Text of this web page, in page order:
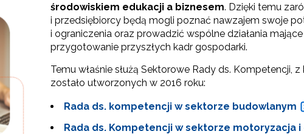
zawodowe"
zawodowego"
środowiskiem edukacji a biznesem. Dzięki temu
i przedsiębiorcy będą mogli poznać nawzajem swoje
i ograniczenia oraz prowadzić wspólne działania
przygotowanie przyszłych kadr gospodarki.
Temu właśnie służą Sektorowe Rady ds. Kompetencji,
zostało utworzonych w 2016 roku:
Rada ds. kompetencji w sektorze budowlanym
Rada ds. Kompetencji w sektorze motoryzacja